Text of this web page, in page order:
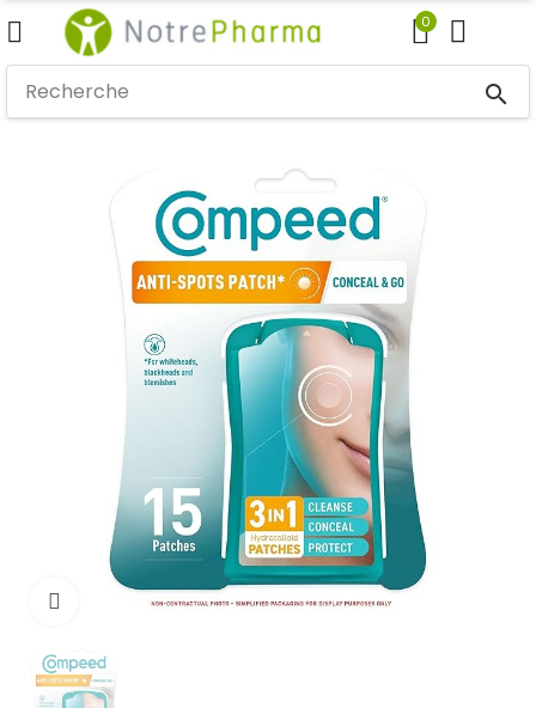
0
search
Cliquez pour agrandir